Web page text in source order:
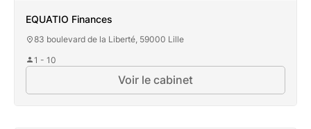
EQUATIO Finances
83 boulevard de la Liberté, 59000 Lille
1 - 10
Voir le cabinet